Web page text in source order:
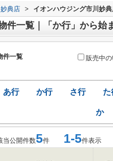
典店 > イオンハウジング市川妙
件一覧｜「か行」から始
件一覧
販売中
あ行 か行 さ行 た
か
当公開件数5件 1-5件表示